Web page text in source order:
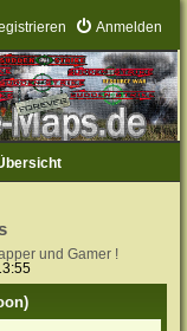
Anmelden
und Gamer !